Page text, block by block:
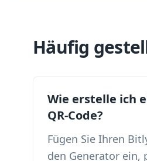
Häufig
Wie erstelle ich
QR-Code?
Fügen Sie Ihren
den Generator ein,